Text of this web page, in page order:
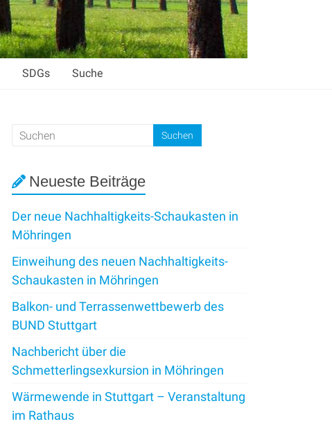
SDGs Suche
Neueste Beiträge
Der neue Nachhaltigkeits-Schaukasten in
Möhringen
Einweihung des neuen Nachhaltigkeits-
Schaukasten in Möhringen
Balkon- und Terrassenwettbewerb des
BUND Stuttgart
Nachbericht über die
Schmetterlingsexkursion in Möhringen
Wärmewende in Stuttgart – Veranstaltung
im Rathaus